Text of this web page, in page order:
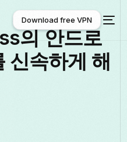
VPN
Download free VPN
의 안드로
신속하게 해